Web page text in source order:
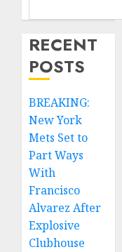
RECENT
POSTS
BREAKING:
New York
Mets Set to
Part Ways
With
Francisco
Alvarez After
Explosive
Clubhouse